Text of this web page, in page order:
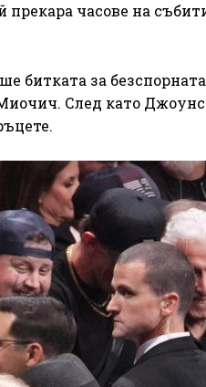
часове на
битката за
След като Джоунс